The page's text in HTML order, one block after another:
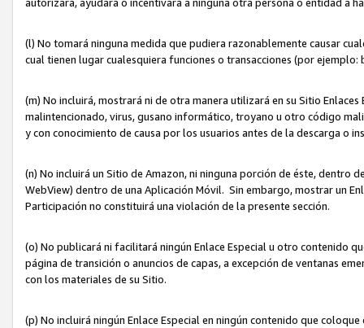
(l) No tomará ninguna medida que pudiera razonablemente causar
cual tienen lugar cualesquiera funciones o transacciones (por
(m) No incluirá, mostrará ni de otra manera utilizará en su Sitio
malintencionado, virus, gusano informático, troyano u otro código
y con conocimiento de causa por los usuarios antes de la descarga
(n) No incluirá un Sitio de Amazon, ni ninguna porción de éste,
WebView) dentro de una Aplicación Móvil. Sin embargo, mostrar un
Participación no constituirá una violación de la presente sección.
(o) No publicará ni facilitará ningún Enlace Especial u otro contenido
página de transición o anuncios de capas, a excepción de ventanas
con los materiales de su Sitio.
(p) No incluirá ningún Enlace Especial en ningún contenido que